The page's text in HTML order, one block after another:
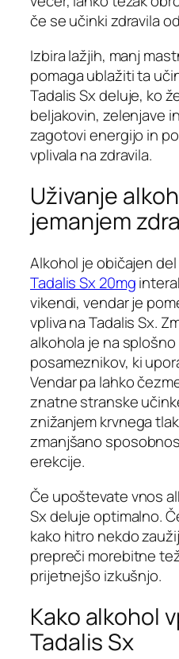
če se učinki zdravila
Izbira lažjih, manj
pomaga ublažiti ta
Tadalis Sx deluje, ko
beljakovin, zelenjave
zagotovi energijo in
vplivala na zdravila.
Uživanje
jemanjem
Alkohol je običajen
Tadalis Sx 20mg
vikendi, vendar je
vpliva na Tadalis Sx.
alkohola je na
posameznikov, ki
Vendar pa lahko
znatne stranske
znižanjem krvnega
zmanjšano
erekcije.
Če upoštevate vnos
Sx deluje optimalno.
kako hitro nekdo
prepreči morebitne
prijetnejšo izkušnjo.
Kako alkohol
Tadalis Sx